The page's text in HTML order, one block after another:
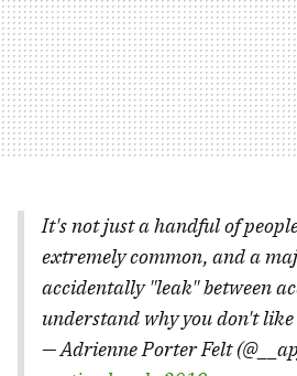
It's not just a handful of
extremely common, and a
accidentally "leak" between
understand why you don't
— Adrienne Porter Felt